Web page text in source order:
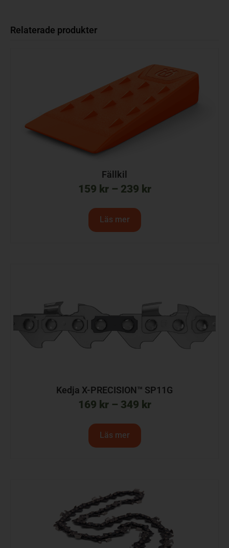
Relaterade produkter
Fällkil
159 kr – 239 kr
Läs mer
Kedja X-PRECISION™ SP11G
169 kr – 349 kr
Läs mer